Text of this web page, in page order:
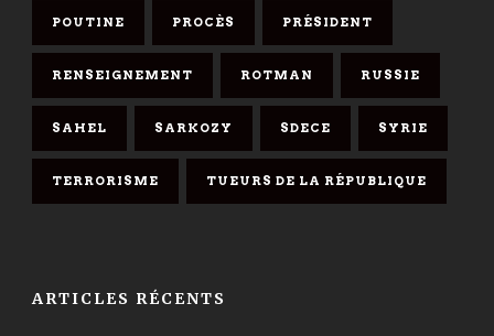
POUTINE PROCÈS PRÉSIDENT
RENSEIGNEMENT ROTMAN RUSSIE
SAHEL SARKOZY SDECE SYRIE
TERRORISME TUEURS DE LA RÉPUBLIQUE
ARTICLES RÉCENTS